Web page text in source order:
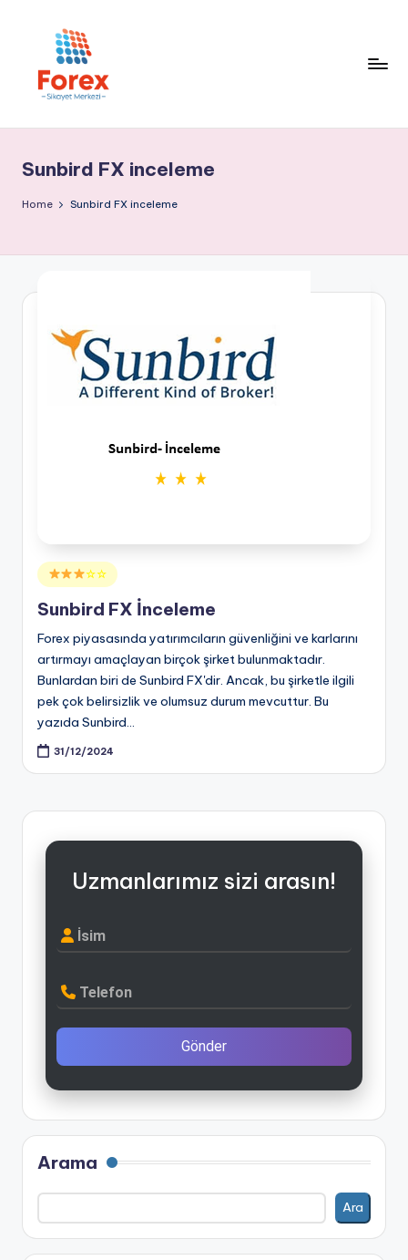
Sunbird FX inceleme
Home Sunbird FX inceleme
Posted
in
☆☆
Sunbird FX İnceleme
Forex piyasasında yatırımcıların güvenliğini ve karlarını
artırmayı amaçlayan birçok şirket bulunmaktadır.
Bunlardan biri de Sunbird FX'dir. Ancak, bu şirketle ilgili
pek çok belirsizlik ve olumsuz durum mevcuttur. Bu
yazıda Sunbird…
31/12/2024
Uzmanlarımız sizi arasın!
İsim
Telefon
Gönder
Arama
Ara